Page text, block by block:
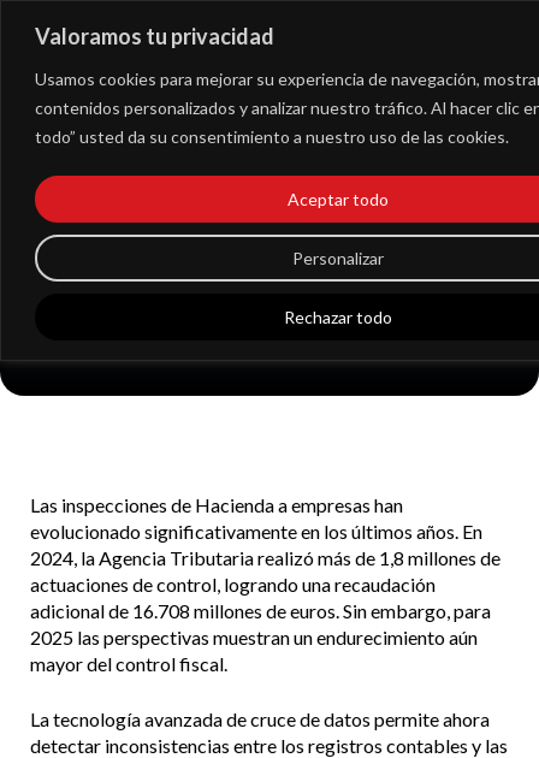
Valoramos tu privacidad
Usamos cookies para mejorar su experiencia de navegación,
contenidos personalizados y analizar nuestro tráfico. Al hacer clic
todo” usted da su consentimiento a nuestro uso de las cookies.
Personalizar
Rechazar todo
Aceptar todo
Inspecciones de
Hacienda a empresas
en 2025 qué debes
saber
Las inspecciones de Hacienda a empresas han
evolucionado significativamente en los últimos años. En
2024, la Agencia Tributaria realizó más de 1,8 millones de
actuaciones de control, logrando una recaudación
adicional de 16.708 millones de euros. Sin embargo, para
2025 las perspectivas muestran un endurecimiento aún
mayor del control fiscal.
La tecnología avanzada de cruce de datos permite ahora
detectar inconsistencias entre los registros contables y las